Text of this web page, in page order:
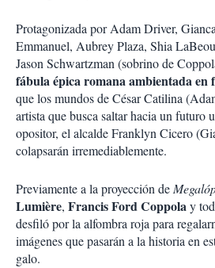
Protagonizada por Adam Driver,
Emmanuel, Aubrey Plaza, Shia
Jason Schwartzman (sobrino de
fábula épica romana ambientada en
que los mundos de César Catilina
artista que busca saltar hacia un futuro
opositor, el alcalde Franklyn Cicero
colapsarán irremediablemente.
Previamente a la proyección de
Lumière, Francis Ford Coppolay
desfiló por la alfombra roja para
imágenes que pasarán a la historia en
galo.